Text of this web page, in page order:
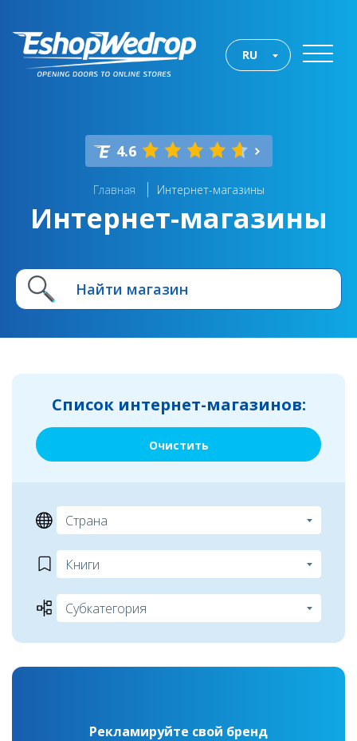
RU
4.6
Главная Интернет-магазины
Интернет-магазины
Список интернет-магазинов:
Очистить
Рекламируйте свой бренд